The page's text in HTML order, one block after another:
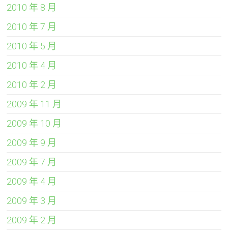
2010 年 8 月
2010 年 7 月
2010 年 5 月
2010 年 4 月
2010 年 2 月
2009 年 11 月
2009 年 10 月
2009 年 9 月
2009 年 7 月
2009 年 4 月
2009 年 3 月
2009 年 2 月